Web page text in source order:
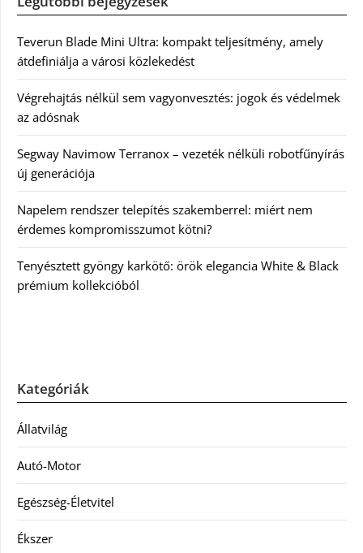
Teverun Blade Mini Ultra: kompakt teljesítmény, amely
átdefiniálja a városi közlekedést
Végrehajtás nélkül sem vagyonvesztés: jogok és védelmek
az adósnak
Segway Navimow Terranox – vezeték nélküli robotfűnyírás
új generációja
Napelem rendszer telepítés szakemberrel: miért nem
érdemes kompromisszumot kötni?
Tenyésztett gyöngy karkötő: örök elegancia White & Black
prémium kollekcióból
Kategóriák
Állatvilág
Autó-Motor
Egészség-Életvitel
Ékszer